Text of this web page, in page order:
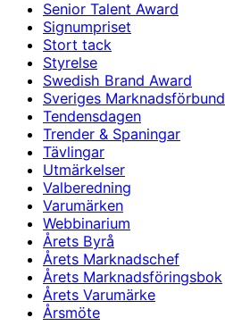
Senior Talent Award
Signumpriset
Stort tack
Styrelse
Swedish Brand Award
Sveriges Marknadsförbund
Tendensdagen
Trender & Spaningar
Tävlingar
Utmärkelser
Valberedning
Varumärken
Webbinarium
Årets Byrå
Årets Marknadschef
Årets Marknadsföringsbok
Årets Varumärke
Årsmöte